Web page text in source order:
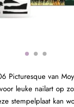
Picturesque van
leuke nailart op
stempelplaat kan